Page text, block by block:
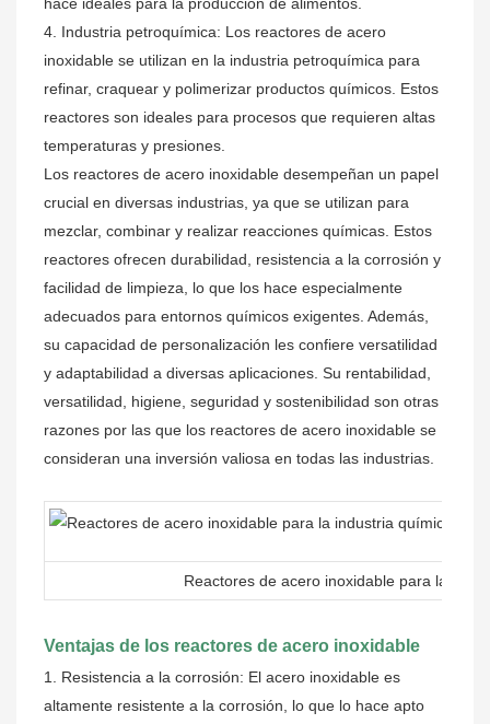
hace ideales para la producción de alimentos.
4. Industria petroquímica: Los reactores de acero
inoxidable se utilizan en la industria petroquímica para
refinar, craquear y polimerizar productos químicos. Estos
reactores son ideales para procesos que requieren altas
temperaturas y presiones.
Los reactores de acero inoxidable desempeñan un papel
crucial en diversas industrias, ya que se utilizan para
mezclar, combinar y realizar reacciones químicas. Estos
reactores ofrecen durabilidad, resistencia a la corrosión y
facilidad de limpieza, lo que los hace especialmente
adecuados para entornos químicos exigentes. Además,
su capacidad de personalización les confiere versatilidad
y adaptabilidad a diversas aplicaciones. Su rentabilidad,
versatilidad, higiene, seguridad y sostenibilidad son otras
razones por las que los reactores de acero inoxidable se
consideran una inversión valiosa en todas las industrias.
Reactores de acero inoxidable para la
Ventajas de los reactores de acero inoxidable
1. Resistencia a la corrosión: El acero inoxidable es
altamente resistente a la corrosión, lo que lo hace apto